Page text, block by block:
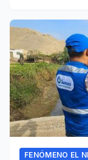
FENÓMENO EL